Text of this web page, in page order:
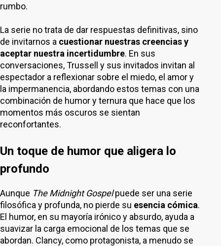
rumbo.
La serie no trata de dar respuestas definitivas, sino
de invitarnos a cuestionar nuestras creenciasy
aceptar nuestra incertidumbre. En sus
conversaciones, Trussell y sus invitados invitan al
espectador a reflexionar sobre el miedo, el amor y
la impermanencia, abordando estos temas con una
combinación de humor y ternura que hace que los
momentos más oscuros se sientan
reconfortantes.
Un toque de humor que aligera lo
profundo
Aunque The Midnight Gospelpuede ser una serie
filosófica y profunda, no pierde su esencia cómica.
El humor, en su mayoría irónico y absurdo, ayuda a
suavizar la carga emocional de los temas que se
abordan. Clancy, como protagonista, a menudo se